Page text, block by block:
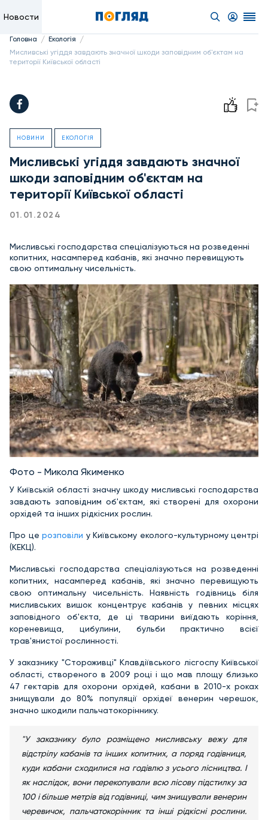
Новости
Головна / Екологія /
Мисливські угіддя завдають значної шкоди заповідним об'єктам на
території Київської області
НОВИНИ ЕКОЛОГІЯ
Мисливські угіддя завдають значної
шкоди заповідним об'єктам на
території Київської області
01.01.2024
Мисливські господарства спеціалізуються на розведенні
копитних, насамперед кабанів, які значно перевищують
свою оптимальну чисельність.
Фото - Микола Якименко
У Київській області значну шкоду мисливські господарства
завдають заповідним об'єктам, які створені для охорони
орхідей та інших рідкісних рослин.
Про це розповіли у Київському еколого-культурному центрі
(КЕКЦ).
Мисливські господарства спеціалізуються на розведенні
копитних, насамперед кабанів, які значно перевищують
свою оптимальну чисельність. Наявність годівниць біля
мисливських вишок концентрує кабанів у певних місцях
заповідного об'єкта, де ці тварини виїдають коріння,
кореневища, цибулини, бульби практично всієї
трав'янистої рослинності.
У заказнику "Стороживці" Клавдіївського лісгоспу Київської
області, створеного в 2009 році і що мав площу близько
47 гектарів для охорони орхідей, кабани в 2010-х роках
знищували до 80% популяції орхідеї венерин черешок,
значно шкодили пальчатокоріннику.
"У заказнику було розміщено мисливську вежу для
відстрілу кабанів та інших копитних, а поряд годівниця,
куди кабани сходилися на годівлю з усього лісництва. І
як наслідок, вони перекопували всю лісову підстилку за
100 і більше метрів від годівниці, чим знищували венерин
черевичок, пальчатокорінник та інші рідкісні рослини.